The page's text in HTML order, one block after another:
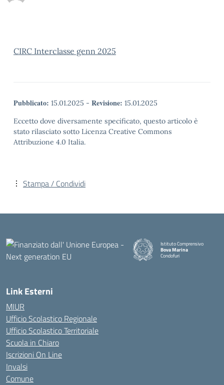
CIRC Interclasse genn 2025
Pubblicato: 15.01.2025 - Revisione: 15.01.2025
Eccetto dove diversamente specificato, questo articolo è
stato rilasciato sotto Licenza Creative Commons
Attribuzione 4.0 Italia.
Stampa / Condividi
Istituto Comprensivo
Bova Marina
Condofuri
Link Esterni
MIUR
Ufficio Scolastico Regionale
Ufficio Scolastico Territoriale
Scuola in Chiaro
Iscrizioni On Line
Invalsi
Comune